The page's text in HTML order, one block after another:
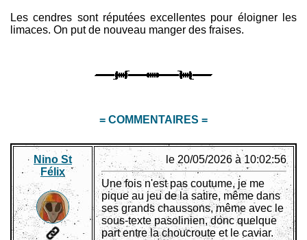
Les cendres sont réputées excellentes pour éloigner les
limaces. On put de nouveau manger des fraises.
= COMMENTAIRES =
Nino St
Félix
le 20/05/2026 à 10:02:56
Une fois n'est pas coutume, je me
pique au jeu de la satire, même dans
ses grands chaussons, même avec le
sous-texte pasolinien, donc quelque
part entre la choucroute et le caviar.